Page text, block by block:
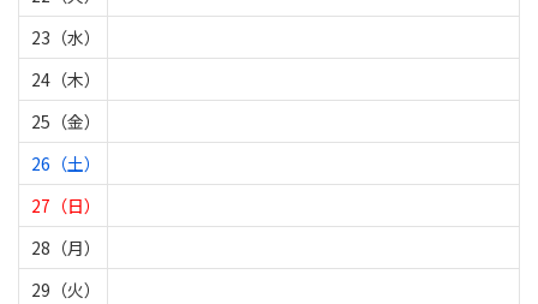
23（水）
24（木）
25（金）
26（土）
27（日）
28（月）
29（火）